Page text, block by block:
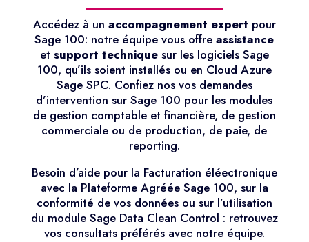
Accédez à un accompagnement expert pour
Sage 100: notre équipe vous offreassistance
et support techniquesur les logiciels Sage
100, qu’ils soient installés ou en Cloud Azure
Sage SPC. Confiez nos vos demandes
d’intervention sur Sage 100 pour les modules
de gestion comptable et financière, de gestion
commerciale ou de production, de paie, de
reporting.
Besoin d’aide pour la Facturation éléectronique
avec la Plateforme Agréée Sage 100, sur la
conformité de vos données ou sur l’utilisation
du module Sage Data Clean Control : retrouvez
vos consultats préférés avec notre équipe.